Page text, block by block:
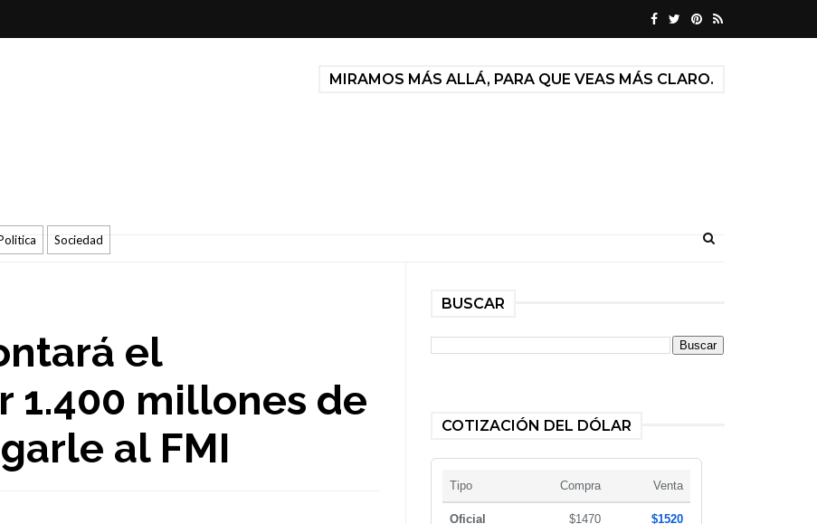
MIRAMOS MÁS ALLÁ, PARA QUE VEAS MÁS CLARO.
Sociedad
el
1.400 millones de
al FMI
BUSCAR
COTIZACIÓN DEL DÓLAR
Tipo Compra Venta
Oficial $1470 $1520